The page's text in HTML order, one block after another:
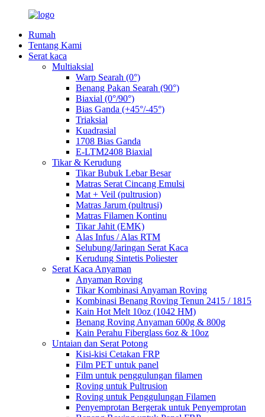
Rumah
Tentang Kami
Serat kaca
Multiaksial
Warp Searah (0°)
Benang Pakan Searah (90°)
Biaxial (0°/90°)
Bias Ganda (+45°/-45°)
Triaksial
Kuadrasial
1708 Bias Ganda
E-LTM2408 Biaxial
Tikar & Kerudung
Tikar Bubuk Lebar Besar
Matras Serat Cincang Emulsi
Mat + Veil (pultrusion)
Matras Jarum (pultrusi)
Matras Filamen Kontinu
Tikar Jahit (EMK)
Alas Infus / Alas RTM
Selubung/Jaringan Serat Kaca
Kerudung Sintetis Poliester
Serat Kaca Anyaman
Anyaman Roving
Tikar Kombinasi Anyaman Roving
Kombinasi Benang Roving Tenun 2415 / 1815
Kain Hot Melt 10oz (1042 HM)
Benang Roving Anyaman 600g & 800g
Kain Perahu Fiberglass 6oz & 10oz
Untaian dan Serat Potong
Kisi-kisi Cetakan FRP
Film PET untuk panel
Film untuk penggulungan filamen
Roving untuk Pultrusion
Roving untuk Penggulungan Filamen
Penyemprotan Bergerak untuk Penyemprotan